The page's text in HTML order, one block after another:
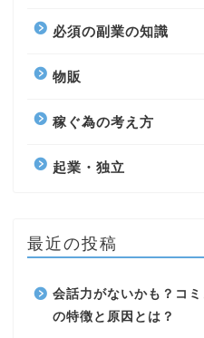
必須の副業の知識
物販
稼ぐ為の考え方
起業・独立
最近の投稿
会話力がないかも？コ
の特徴と原因とは？